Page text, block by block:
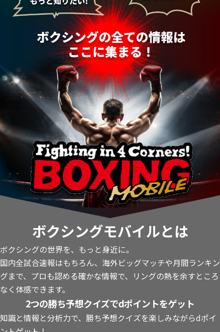
ボクシングモバイルとは
ボクシングの世界を、もっと身近に。
国内全試合速報はもちろん、海外ビッグマッチや月間ランキン
グまで、プロも認める確かな情報で、リングの熱を余すところ
なく体感できます。
2つの勝ち予想クイズでdポイントをゲット
知識と情報と分析力で、勝ち予想クイズを楽しみながらdポイ